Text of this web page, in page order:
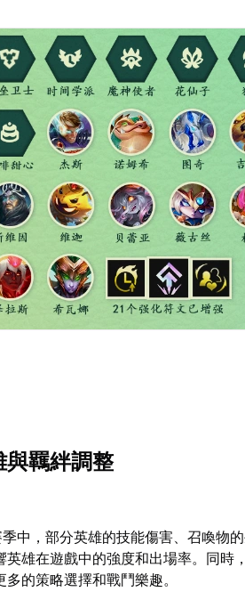
與羈絆調整
季中，部分英雄的技能傷害、召喚物
英雄在遊戲中的強度和出場率。同時
多的策略選擇和戰鬥樂趣。